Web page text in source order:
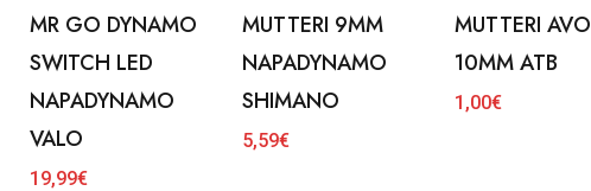
MR GO DYNAMO
SWITCH LED
NAPADYNAMO
VALO
19,99€
MUTTERI 9MM
NAPADYNAMO
SHIMANO
5,59€
MUTTERI AVO
10MM ATB
1,00€